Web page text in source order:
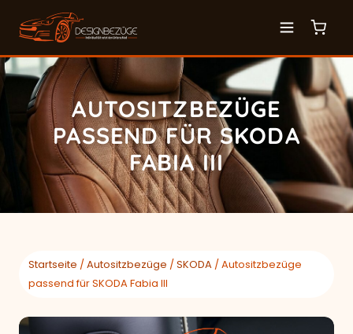
AUTOSITZBEZÜGE
PASSEND FÜR SKODA
FABIA III
Startseite /Autositzbezüge /SKODA / Autositzbezüge
passend für SKODA Fabia III